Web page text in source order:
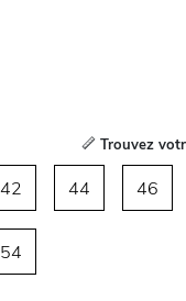
Trouvez
42 44 46
54